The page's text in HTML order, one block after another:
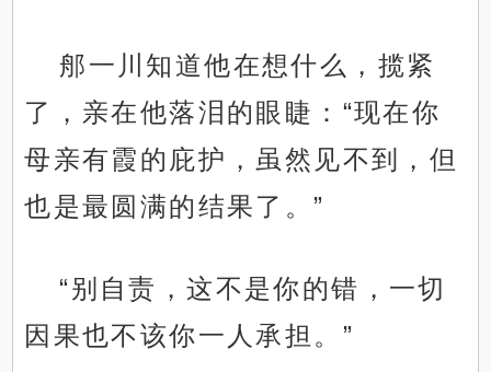
郍一川知道他在想什么，揽紧
了，亲在他落泪的眼睫：“现在你
母亲有霞的庇护，虽然见不到，但
也是最圆满的结果了。”
“别自责，这不是你的错，一切
因果也不该你一人承担。”